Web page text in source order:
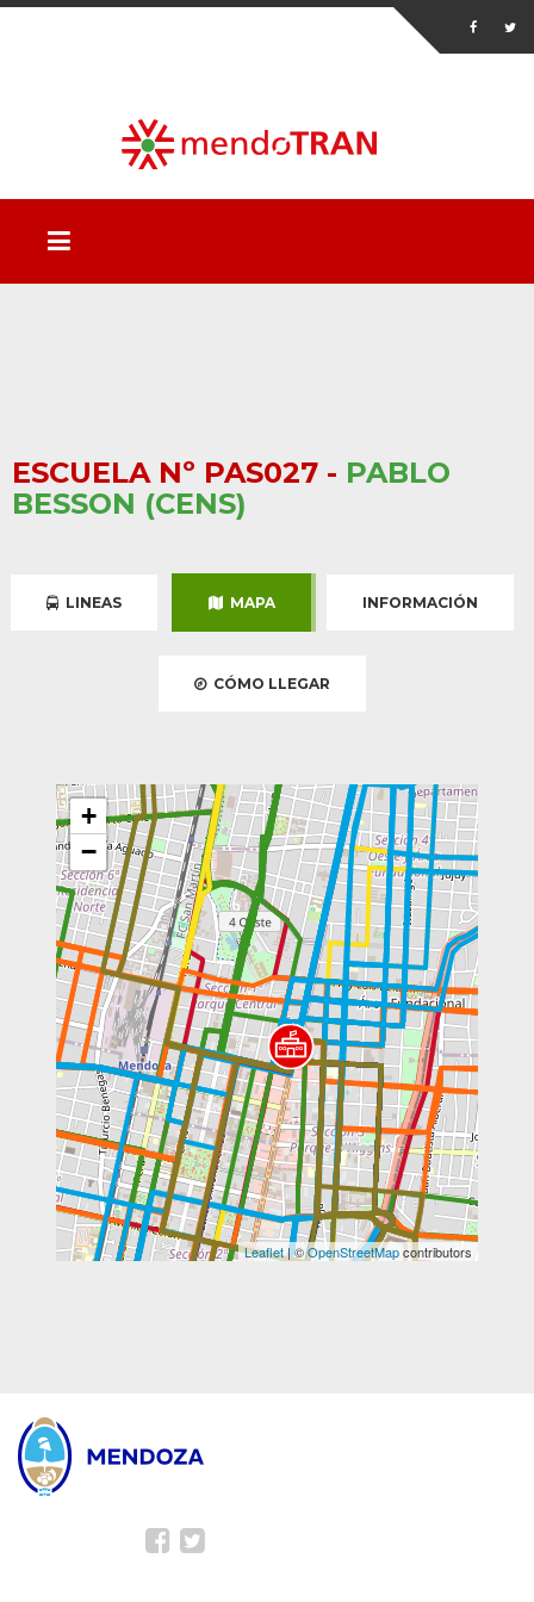
ESCUELA Nº PAS027 - PABLO
BESSON (CENS)
LINEAS MAPA INFORMACIÓN
CÓMO LLEGAR
+
−
Leaflet| ©OpenStreetMapcontributors